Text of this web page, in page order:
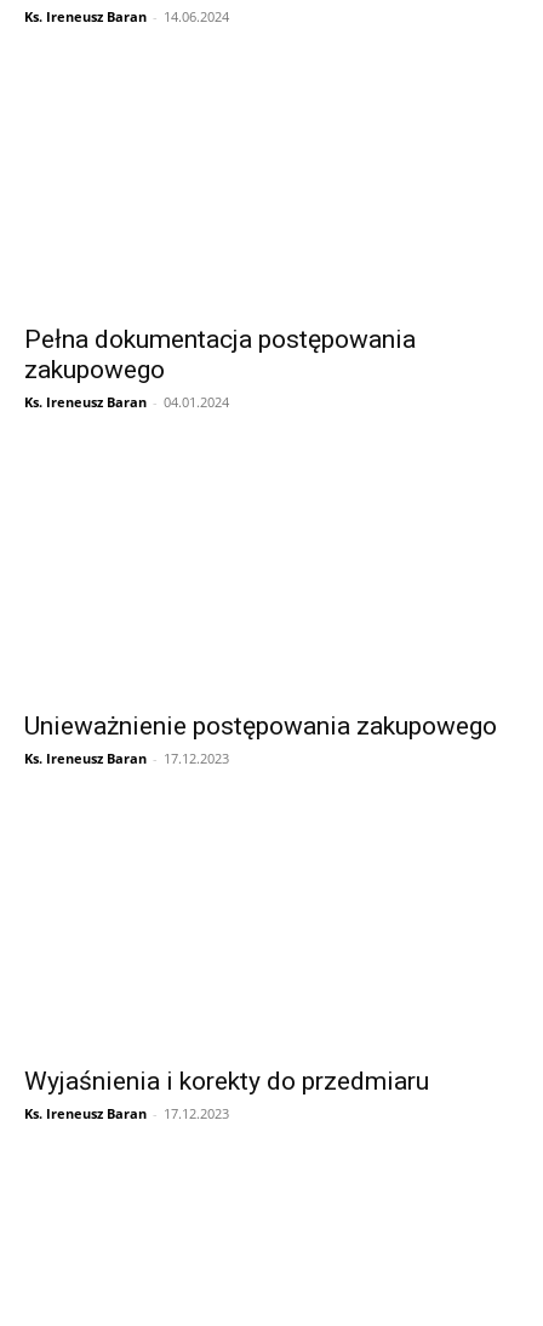
Ks. Ireneusz Baran - 14.06.2024
Pełna dokumentacja postępowania
zakupowego
Ks. Ireneusz Baran - 04.01.2024
Unieważnienie postępowania zakupowego
Ks. Ireneusz Baran - 17.12.2023
Wyjaśnienia i korekty do przedmiaru
Ks. Ireneusz Baran - 17.12.2023